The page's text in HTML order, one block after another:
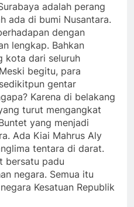
adalah perang
ada di bumi Nusantara.
dengan
lengkap. Bahkan
kota dari seluruh
begitu, para
gentar
Karena di belakang
turut mengangkat
yang menjadi
Ada Kiai Mahrus Aly
tentara di darat.
bersatu padu
negara. Semua itu
Kesatuan Republik